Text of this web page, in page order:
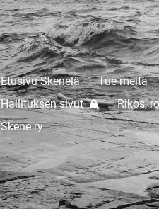
Etusivu Skenelä Tue meitä
Hallituksen sivut
Rikos,
Skene ry